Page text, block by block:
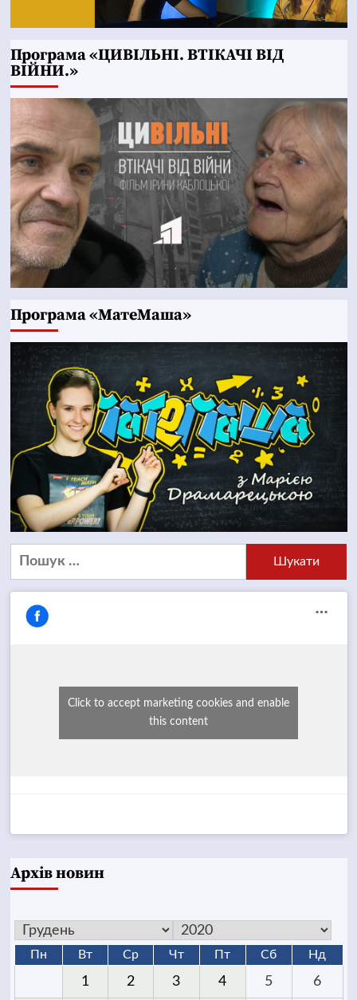
Програма «ЦИВІЛЬНІ. ВТІКАЧІ ВІД
ВІЙНИ.»
Програма «МатеМаша»
Пошук:
Click to accept marketing cookies and enable
this content
Архів новин
Пн Вт Ср Чт Пт Сб Нд
1 2 3 4 5 6